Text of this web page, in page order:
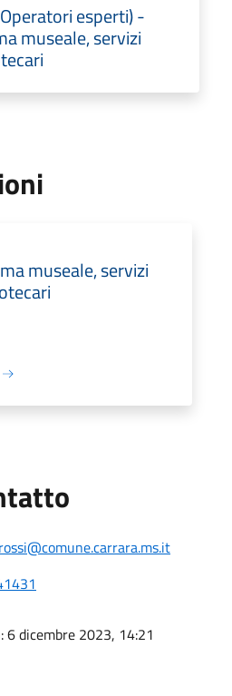
esperti) -
museale, servizi
museale, servizi
: 6 dicembre 2023, 14:21